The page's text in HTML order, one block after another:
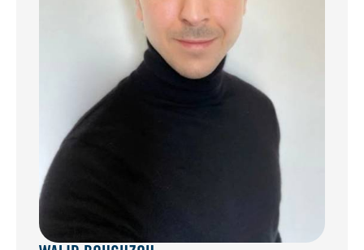
chauffage individuel au gaz.
Nous vous informons que conformément à l'article
L. 561-5 du Code monétaire et financier, une pièce
d'identité vous sera demandée avant chaque visite.
Les informations sur les risques auxquels ce bien est
exposé sont disponibles sur le site Géorisques :
Cette annonce permet de planter 168 arbres et
d'œuvrer à la sauvegarde des océans grâce à nos
partenariats avec Reforest'action et
TheSeaCleaners. Pour plus d'informations,
retrouvez tous nos engagements pour la planète sur
notre site.